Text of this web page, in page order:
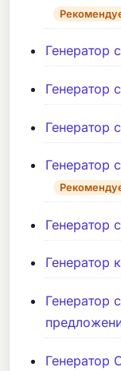
Генератор
Генератор
Генератор
Генератор
Генератор
Генератор
Генератор
Генератор